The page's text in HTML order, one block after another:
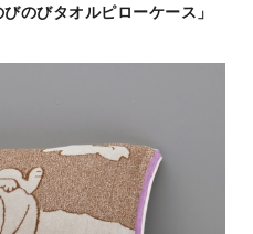
のびタオルピローケース」